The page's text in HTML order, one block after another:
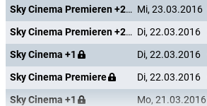
Sky Cinema Premieren +24 Mi, 23.03.2016
Sky Cinema Premieren +24 Di, 22.03.2016
Sky Cinema +1
Di, 22.03.2016
Sky Cinema Premiere
Di, 22.03.2016
Sky Cinema +1
Mo, 21.03.2016